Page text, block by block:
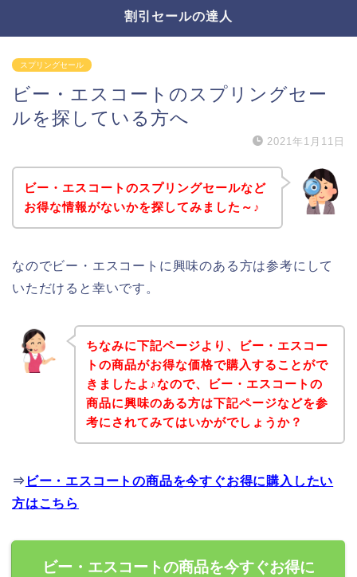
割引セールの達人
スプリングセール
ビー・エスコートのスプリングセー
ルを探している方へ
2021年1月11日
ビー・エスコートのスプリングセールなど
お得な情報がないかを探してみました～♪
なのでビー・エスコートに興味のある方は参考にして
いただけると幸いです。
ちなみに下記ページより、ビー・エスコー
トの商品がお得な価格で購入することがで
きましたよ♪なので、ビー・エスコートの
商品に興味のある方は下記ページなどを参
考にされてみてはいかがでしょうか？
⇒ ビー・エスコートの商品を今すぐお得に購入したい
方はこちら
ビー・エスコートの商品を今すぐお得に